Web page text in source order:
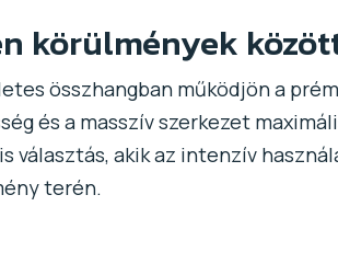
körülmények
összhangban működjön a
és a masszív szerkezet
választás, akik az intenzív
terén.